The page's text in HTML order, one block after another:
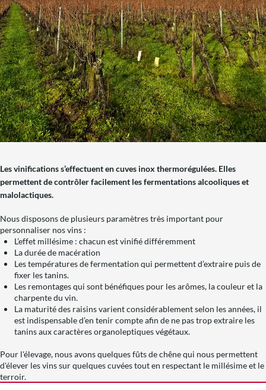
Les vinifications s’effectuent en cuves inox thermorégulées. Elles
permettent de contrôler facilement les fermentations alcooliques et
malolactiques.
Nous disposons de plusieurs paramètres très important pour
personnaliser nos vins :
L’effet millésime : chacun est vinifié différemment
La durée de macération
Les températures de fermentation qui permettent d’extraire puis de
fixer les tanins.
Les remontages qui sont bénéfiques pour les arômes, la couleur et la
charpente du vin.
La maturité des raisins varient considérablement selon les années, il
est indispensable d’en tenir compte afin de ne pas trop extraire les
tanins aux caractères organoleptiques végétaux.
Pour l'élevage, nous avons quelques fûts de chêne qui nous permettent
d'élever les vins sur quelques cuvées tout en respectant le millésime et le
terroir.